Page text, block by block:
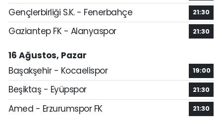
Gençlerbirliği S.K. - Fenerbahçe 21:30
Gaziantep FK - Alanyaspor 21:30
16 Ağustos, Pazar
Başakşehir - Kocaelispor
19:00
Beşiktaş - Eyüpspor 21:30
Amed - Erzurumspor FK 21:30